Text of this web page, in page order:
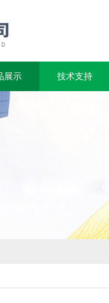
展示 技术支持